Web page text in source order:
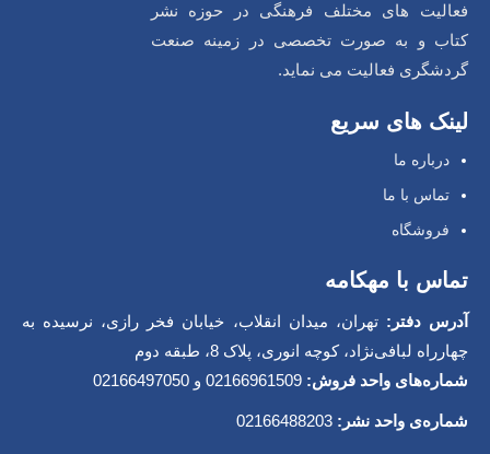
فعالیت های مختلف فرهنگی در حوزه نشر
کتاب و به صورت تخصصی در زمینه صنعت
گردشگری فعالیت می نماید.
لینک های سریع
درباره ما
تماس با ما
فروشگاه
تماس با مهکامه
آدرس دفتر: تهران، میدان انقلاب، خیابان فخر رازی، نرسیده به
چهارراه لبافی‌نژاد، کوچه انوری، پلاک 8، طبقه دوم
شماره‌های واحد فروش:02166961509 و 02166497050
شماره‌‌ی واحد نشر: 02166488203